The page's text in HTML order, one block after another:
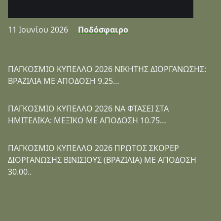
11 Ιουνίου 2026 Ποδόσφαιρο
ΠΑΓΚΟΣΜΙΟ ΚΥΠΕΛΛΟ 2026 ΝΙΚΗΤΗΣ ΔΙΟΡΓΑΝΩΣΗΣ:
ΒΡΑΖΙΛΙΑ ΜΕ ΑΠΟΔΟΣΗ 9.25…
ΠΑΓΚΟΣΜΙΟ ΚΥΠΕΛΛΟ 2026 ΝΑ ΦΤΑΣΕΙ ΣΤΑ
ΗΜΙΤΕΛΙΚΑ: ΜΕΞΙΚΟ ΜΕ ΑΠΟΔΟΣΗ 10.75…
ΠΑΓΚΟΣΜΙΟ ΚΥΠΕΛΛΟ 2026 ΠΡΩΤΟΣ ΣΚΟΡΕΡ
ΔΙΟΡΓΑΝΩΣΗΣ ΒΙΝΙΣΙΟΥΣ (ΒΡΑΖΙΛΙΑ) ΜΕ ΑΠΟΔΟΣΗ
30.00..